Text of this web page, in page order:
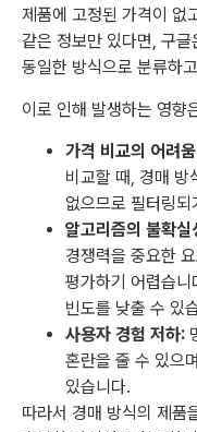
제품에 고정된 가격이 없
같은 정보만 있다면, 구
동일한 방식으로 분류하
이로 인해 발생하는 영향
가격 비교의 어려
비교할 때, 경매 방
없으므로 필터링
알고리즘의 불확실
경쟁력을 중요한
평가하기 어렵습
빈도를 낮출 수 있
사용자 경험 저하:
혼란을 줄 수 있으
있습니다.
따라서 경매 방식의 제품